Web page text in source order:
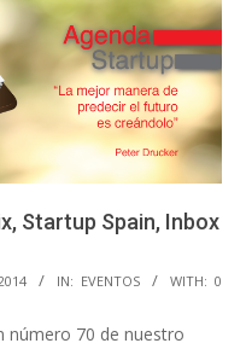
Startup Spain, Inbox
IN: EVENTOS WITH: 0
número 70 de nuestro